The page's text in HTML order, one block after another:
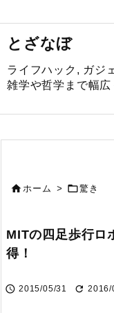
とざなぼ
ライフハック, ガジ
雑学や哲学まで幅広
ホーム > 驚き
MITの四足歩行ロ
得！
 2015/05/31  2016/